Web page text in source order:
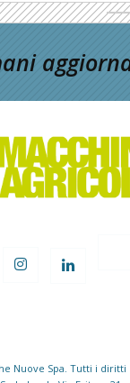
Nuove Spa. Tutti i diritti